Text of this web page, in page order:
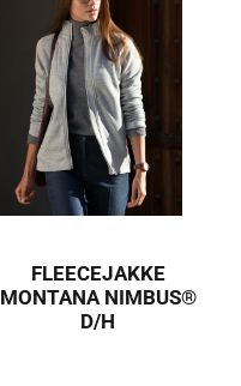
FLEECEJAKKE
MONTANA NIMBUS®
D/H